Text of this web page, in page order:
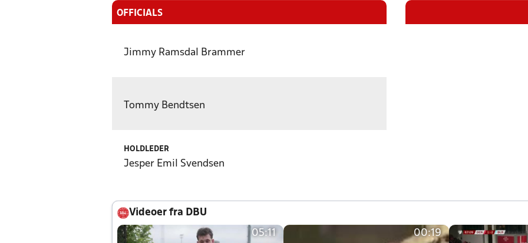
OFFICIALS
Jimmy Ramsdal Brammer
Tommy Bendtsen
HOLDLEDER
Jesper Emil Svendsen
Videoer fra DBU
05:11 00:19